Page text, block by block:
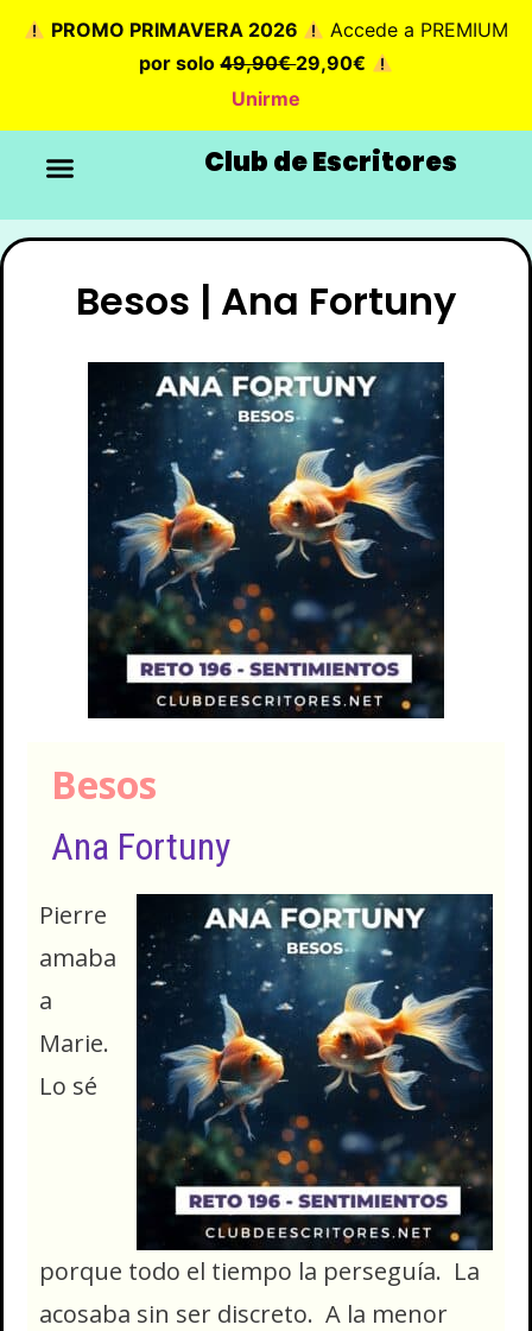
PROMO PRIMAVERA 2026
Accede a PREMIUM
por solo49,90€29,90€
Unirme
Club de Escritores
Besos | Ana Fortuny
Besos
Ana Fortuny
Pierre
amaba
a
Marie.
Lo sé
porque todo el tiempo la perseguía. La
acosaba sin ser discreto. A la menor